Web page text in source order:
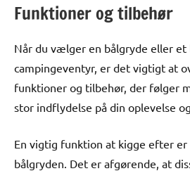
Funktioner og tilbehør
Når du vælger en bålgryde eller et
campingeventyr, er det vigtigt at
funktioner og tilbehør, der følger
stor indflydelse på din oplevelse
En vigtig funktion at kigge efter er
bålgryden. Det er afgørende, at